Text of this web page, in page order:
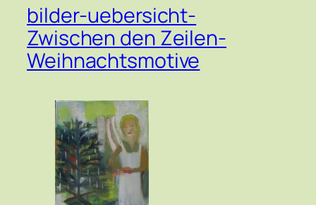
bilder-uebersicht-
Zwischen den Zeilen-
Weihnachtsmotive